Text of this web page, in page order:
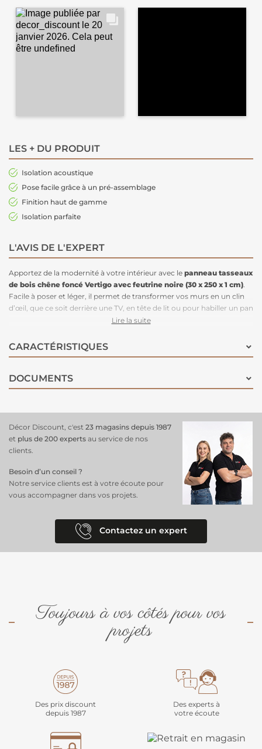
LES + DU PRODUIT
Isolation acoustique
Pose facile grâce à un pré-assemblage
Finition haut de gamme
Isolation parfaite
L'AVIS DE L'EXPERT
Apportez de la modernité à votre intérieur avec le panneau tasseaux
de bois chêne foncé Vertigo avec feutrine noire (30 x 250 x 1 cm)
Facile à poser et léger, il permet de transformer vos murs en un clin
d’œil, que ce soit derrière une TV, en tête de lit ou pour habiller un pan
de mur entier. Ses lamelles en bois élégantes associées à une feutrine
intérieur. Ils sont simples à découper et adapter. Idéal pour les
projets DIY, même débutants, ce panneau est disponible en plusieurs
Lire la suite
CARACTÉRISTIQUES
DOCUMENTS
Décor Discount, c'est 23 magasins depuis 1987
et plus de 200 experts au service de nos
clients.
Besoin d’un conseil ?
Notre service clients est à votre écoute pour
vous accompagner dans vos projets.
Contactez un expert
Toujours à vos côtés pour vos
projets
Des prix discount
depuis 1987
Des experts à
votre écoute